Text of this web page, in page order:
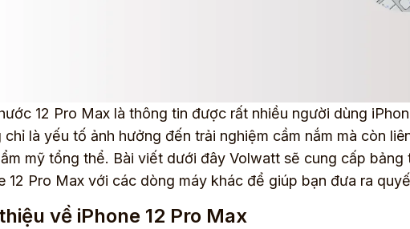
12 Pro Max là thông tin được rất nhiều người dùng
chỉ là yếu tố ảnh hưởng đến trải nghiệm cầm nắm mà còn
mỹ tổng thể. Bài viết dưới đây Volwatt sẽ cung cấp
12 Pro Max với các dòng máy khác để giúp bạn đưa ra
về iPhone 12 Pro Max